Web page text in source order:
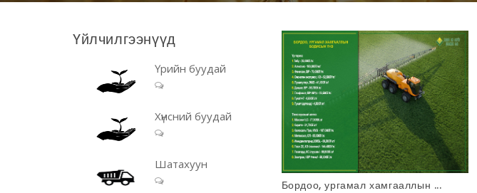
Үйлчилгээнүүд
Үрийн буудай
Хүнсний буудай
Шатахуун
Бордоо, ургамал хамгааллын ...